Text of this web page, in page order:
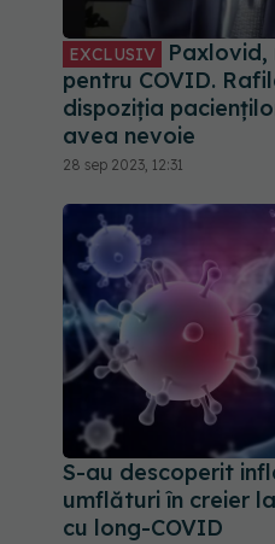
EXCLUSIV
pentru COVID.
dispoziția
avea nevoie
28 sep 2023, 12:31
S-au descoperit
umflături în creier
cu long-COVID